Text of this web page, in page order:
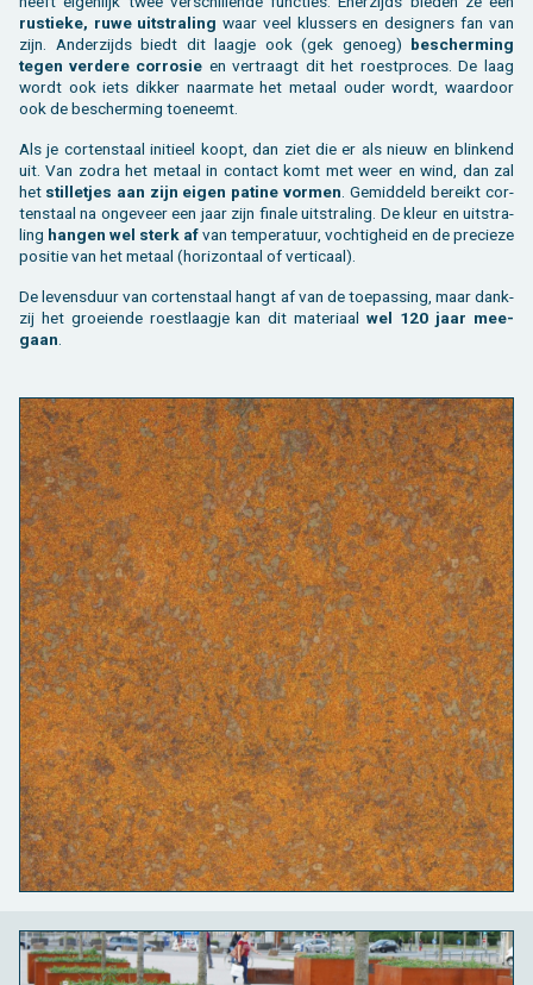
rus­tie­ke, ruwe uit­stra­ling waar veel klus­sers en de­sig­ners fan van
zijn. An­der­zijds biedt dit laag­je ook (gek ge­noeg) be­scher­ming
tegen ver­de­re cor­ro­sie en ver­traagt dit het roest­pro­ces. De laag
wordt ook iets dik­ker naar­ma­te het me­taal ouder wordt, waar­door
ook de be­scher­ming toe­neemt.
Als je cor­ten­staal ini­ti­eel koopt, dan ziet die er als nieuw en blin­kend
uit. Van zodra het me­taal in con­tact komt met weer en wind, dan zal
het stil­le­tjes aan zijn eigen pa­ti­ne vor­men. Ge­mid­deld be­reikt cor­
ten­staal na on­ge­veer een jaar zijn fi­na­le uit­stra­ling. De kleur en uit­stra­
ling han­gen wel sterk afvan tem­pe­ra­tuur, voch­tig­heid en de pre­cie­ze
po­si­tie van het me­taal (ho­ri­zon­taal of ver­ti­caal).
De le­vens­duur van cor­ten­staal hangt af van de toe­pas­sing, maar dank­
zij het groei­en­de roest­laag­je kan dit ma­te­ri­aal wel 120 jaar mee­
gaan.
Toebehoren tegels / bestrating
Bekijk alles van terras
Vierkante palen
Gleufpalen
Bekijk alles van tuinafsluiting
Bekijk alles van bijgebouw
Toebehoren
Bekijk alles van constructie
Speeltuigen
Dierenverblijf
Varia
Bekijk alles van tuininrichting